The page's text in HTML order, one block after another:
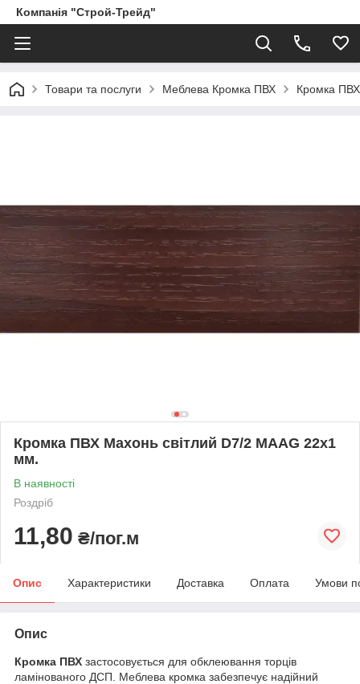
Компанія "Строй-Трейд"
Товари та послуги Меблева Кромка ПВХ Кромка
Кромка ПВХ Махонь світлий D7/2 MAAG 22х1
мм.
В наявності
Роздріб
11,80 ₴/пог.м
Опис Характеристики Доставка Оплата Умови
Опис
Кромка ПВХ застосовується для обклеювання торців
ламінованого ДСП. Меблева кромка забезпечує надійний